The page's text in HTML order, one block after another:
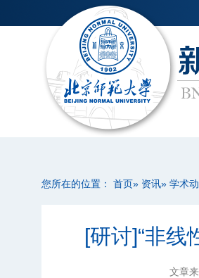
您所在的位置： 首页» 资讯» 学术
[研讨]“非线
文章